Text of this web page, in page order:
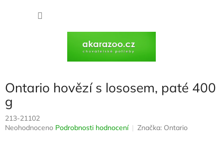
Ontario hovězí s lososem, paté 400
g
213-21102
Průměrné
Neohodnoceno Podrobnosti hodnocení Značka: Ontario